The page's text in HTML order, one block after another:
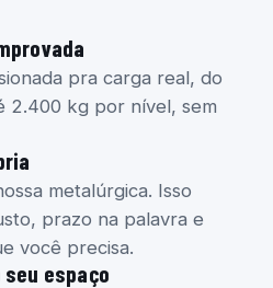
pra carga real, do
2.400 kg por nível, sem
metalúrgica. Isso
prazo na palavra e
você precisa.
seu espaço